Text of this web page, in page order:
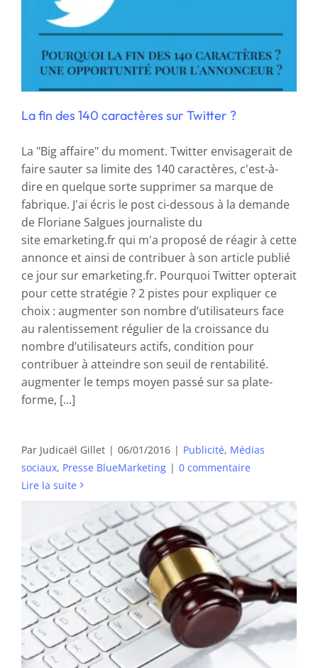
La fin des 140 caractères sur Twitter ?
La "Big affaire" du moment. Twitter envisagerait de
faire sauter sa limite des 140 caractères, c'est-à-
dire en quelque sorte supprimer sa marque de
fabrique. J'ai écris le post ci-dessous à la demande
de Floriane Salgues journaliste du
site emarketing.fr qui m'a proposé de réagir à cette
annonce et ainsi de contribuer à son article publié
ce jour sur emarketing.fr. Pourquoi Twitter opterait
pour cette stratégie ? 2 pistes pour expliquer ce
choix : augmenter son nombre d’utilisateurs face
au ralentissement régulier de la croissance du
nombre d’utilisateurs actifs, condition pour
contribuer à atteindre son seuil de rentabilité.
augmenter le temps moyen passé sur sa plate-
forme, [...]
Par Judicaël Gillet | 06/01/2016 | Publicité, Médias
sociaux, Presse BlueMarketing | 0 commentaire
Lire la suite